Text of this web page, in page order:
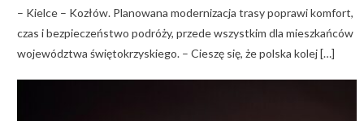
– Kielce – Kozłów. Planowana modernizacja trasy poprawi komfort,
czas i bezpieczeństwo podróży, przede wszystkim dla mieszkańców
województwa świętokrzyskiego. – Cieszę się, że polska kolej […]